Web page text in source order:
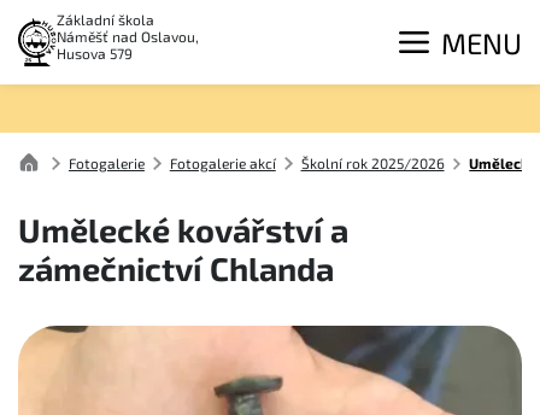
Základní škola
Náměšť nad Oslavou,
Husova 579
MENU
Fotogalerie Fotogalerie akcí Školní rok 2025/2026
Umělecké kovářství a
zámečnictví Chlanda